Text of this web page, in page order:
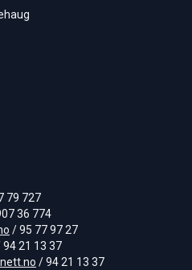
79 727
36 774
/ 95 77 97 27
94 21 13 37
/ 94 21 13 37